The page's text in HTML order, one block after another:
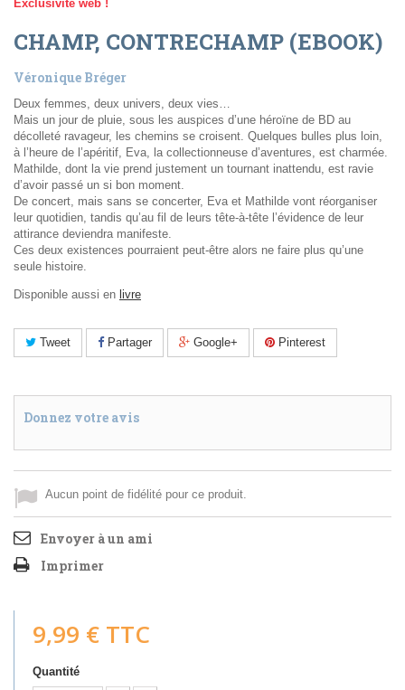
Exclusivité web !
CHAMP, CONTRECHAMP (EBOOK)
Véronique Bréger
Deux femmes, deux univers, deux vies…
Mais un jour de pluie, sous les auspices d’une héroïne de BD au
décolleté ravageur, les chemins se croisent. Quelques bulles plus loin,
à l’heure de l’apéritif, Eva, la collectionneuse d’aventures, est charmée.
Mathilde, dont la vie prend justement un tournant inattendu, est ravie
d’avoir passé un si bon moment.
De concert, mais sans se concerter, Eva et Mathilde vont réorganiser
leur quotidien, tandis qu’au fil de leurs tête-à-tête l’évidence de leur
attirance deviendra manifeste.
Ces deux existences pourraient peut-être alors ne faire plus qu’une
seule histoire.
Disponible aussi en livre
Tweet Partager Google+ Pinterest
Donnez votre avis
Aucun point de fidélité pour ce produit.
Envoyer à un ami
Imprimer
9,99 € TTC
Quantité